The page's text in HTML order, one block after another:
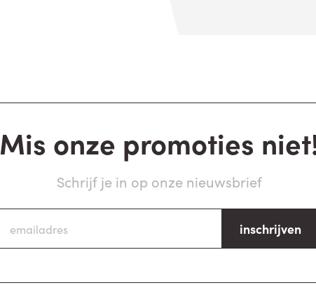
Mis onze promoties
Schrijf je in op onze nieuwsbrief
inschrijven